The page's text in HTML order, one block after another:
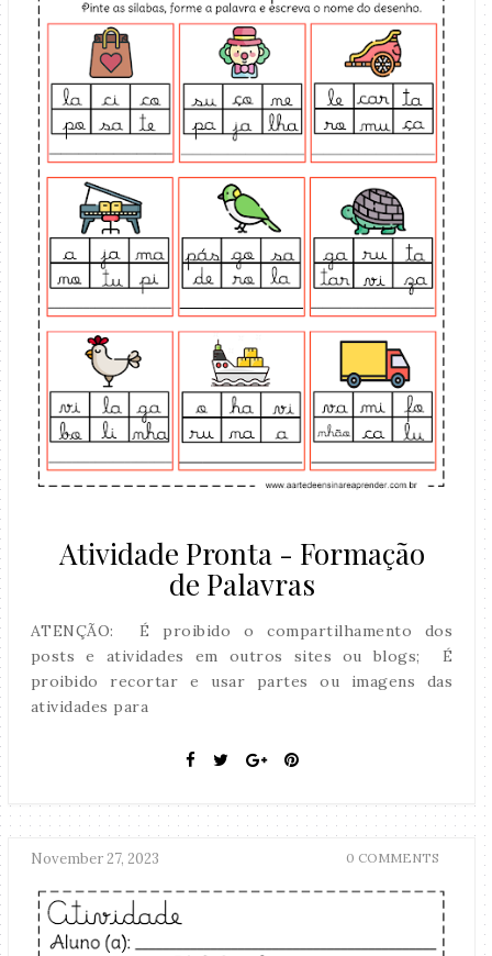
Atividade Pronta - Formação
de Palavras
ATENÇÃO: É proibido o compartilhamento dos
posts e atividades em outros sites ou blogs; É
proibido recortar e usar partes ou imagens das
atividades para
November 27, 2023 0 COMMENTS